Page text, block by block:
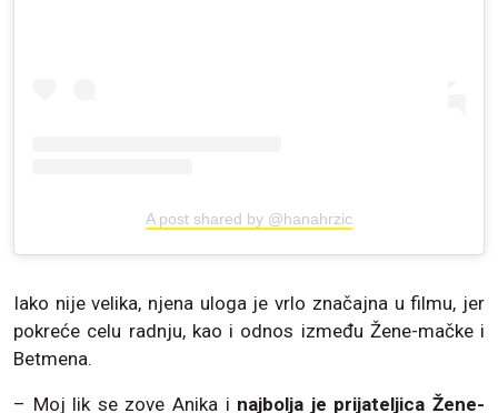
A post shared by @hanahrzic
Iako nije velika, njena uloga je vrlo značajna u filmu, jer
pokreće celu radnju, kao i odnos između Žene-mačke i
Betmena.
– Moj lik se zove Anika i najbolja je prijateljica Žene-